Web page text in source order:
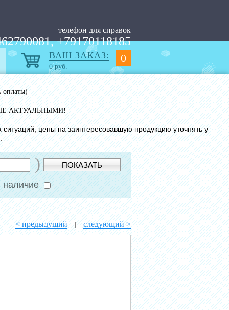
телефон для справок
+79170118185
0
ВАШ ЗАКАЗ:
0руб.
оплаты)
АКТУАЛЬНЫМИ!
цены на заинтересовавшую продукцию уточнять у
) ПОКАЗАТЬ
наличие
< предыдущий | следующий >